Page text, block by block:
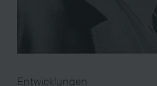
Entwicklungen